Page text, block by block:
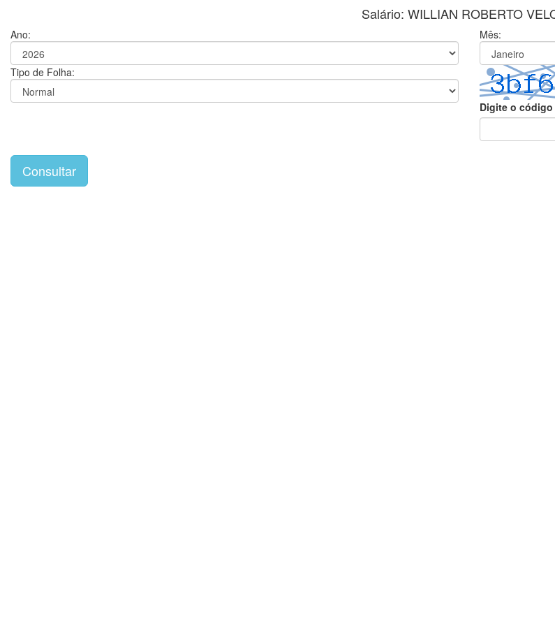
Salário: WILLIAN ROBERTO
Ano: Mês:
Tipo de Folha:
Digite o código